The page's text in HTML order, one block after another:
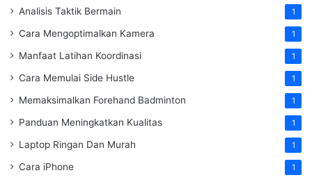
Analisis Taktik Bermain 1
Cara Mengoptimalkan Kamera 1
Manfaat Latihan Koordinasi 1
Cara Memulai Side Hustle 1
Memaksimalkan Forehand Badminton 1
Panduan Meningkatkan Kualitas 1
Laptop Ringan Dan Murah 1
Cara iPhone 1